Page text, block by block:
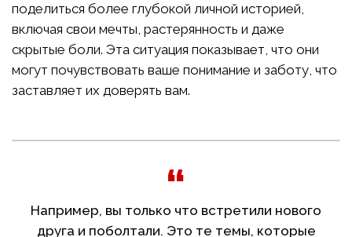
поделиться более глубокой личной историей,
включая свои мечты, растерянность и даже
скрытые боли. Эта ситуация показывает, что они
могут почувствовать ваше понимание и заботу, что
заставляет их доверять вам.
Например, вы только что встретили нового
друга и поболтали. Это те темы, которые